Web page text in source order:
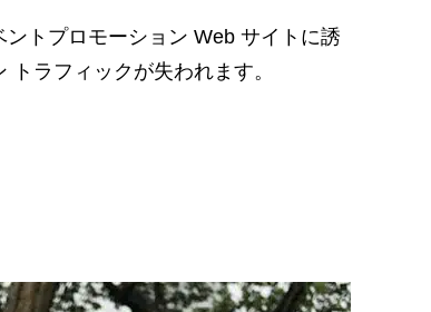
トプロモーション Web サイトに誘
ラフィックが失われます。